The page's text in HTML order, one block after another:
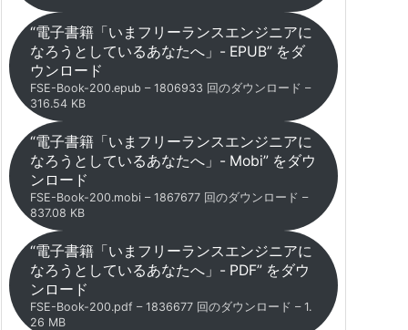
“電子書籍「いまフリーランスエンジニアに
なろうとしているあなたへ」- EPUB” をダ
ウンロード
FSE-Book-200.epub – 1806933 回のダウンロード –
316.54 KB
“電子書籍「いまフリーランスエンジニアに
なろうとしているあなたへ」- Mobi” をダウ
ンロード
FSE-Book-200.mobi – 1867677 回のダウンロード –
837.08 KB
“電子書籍「いまフリーランスエンジニアに
なろうとしているあなたへ」- PDF” をダウ
ンロード
FSE-Book-200.pdf – 1836677 回のダウンロード – 1.
26 MB